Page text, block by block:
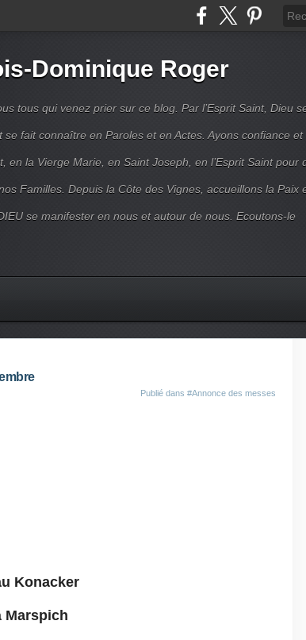
Dominique Roger
tous qui venez prier sur ce blog. Par l’Esprit Saint, Dieu
se fait connaître en Paroles et en Actes. Ayons confiance et
en la Vierge Marie, en Saint Joseph, en l’Esprit Saint pour
Familles. Depuis la Côte des Vignes, accueillons la Paix
se manifester en nous et autour de nous. Ecoutons-le
Publié dans #Annonce des messes
Konacker
Marspich